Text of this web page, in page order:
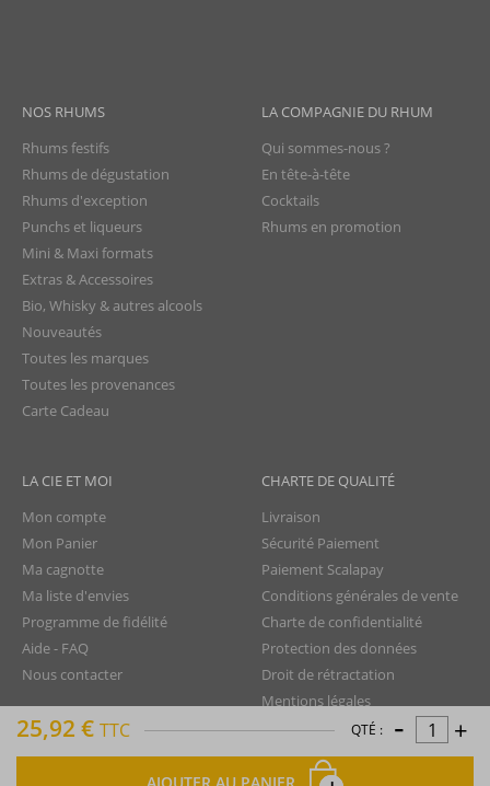
25,92 € TTC QTÉ : - +
NOS RHUMS
Rhums festifs
Rhums de dégustation
Rhums d'exception
Punchs et liqueurs
Mini & Maxi formats
Extras & Accessoires
Bio, Whisky & autres alcools
Nouveautés
Toutes les marques
Toutes les provenances
Carte Cadeau
LA COMPAGNIE DU RHUM
Qui sommes-nous ?
En tête-à-tête
Cocktails
Rhums en promotion
LA CIE ET MOI
Mon compte
Mon Panier
Ma cagnotte
Ma liste d'envies
Programme de fidélité
Aide - FAQ
Nous contacter
CHARTE DE QUALITÉ
Livraison
Sécurité Paiement
Paiement Scalapay
Conditions générales de vente
Charte de confidentialité
Protection des données
Droit de rétractation
Mentions légales
Plan du site